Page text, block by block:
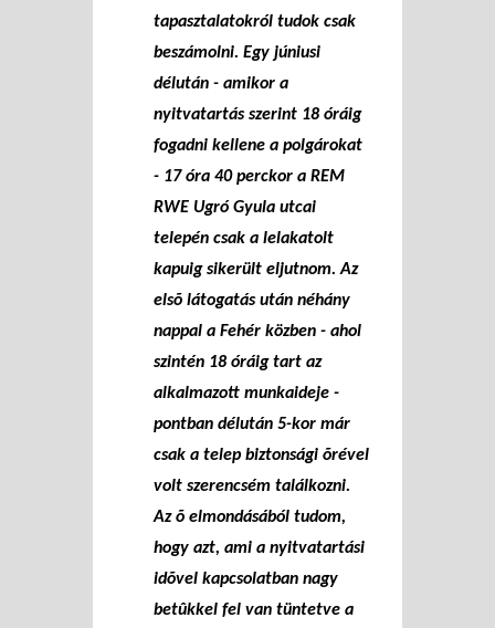
tapasztalatokról tudok csak
beszámolni. Egy júniusi
délután - amikor a
nyitvatartás szerint 18 óráig
fogadni kellene a polgárokat
- 17 óra 40 perckor a REM
RWE Ugró Gyula utcai
telepén csak a lelakatolt
kapuig sikerült eljutnom. Az
elsõ látogatás után néhány
nappal a Fehér közben - ahol
szintén 18 óráig tart az
alkalmazott munkaideje -
pontban délután 5-kor már
csak a telep biztonsági õrével
volt szerencsém találkozni.
Az õ elmondásából tudom,
hogy azt, ami a nyitvatartási
idõvel kapcsolatban nagy
betûkkel fel van tüntetve a